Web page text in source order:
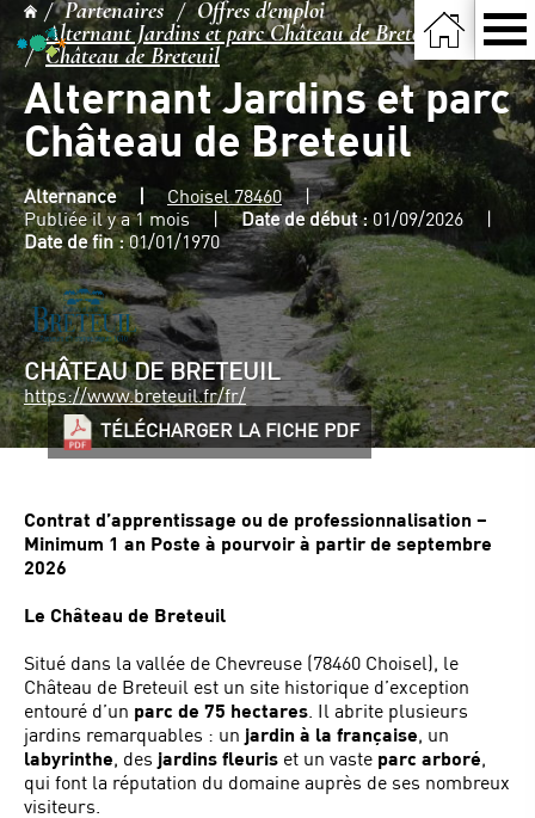
Partenaires Offres d'emploi
Alternant Jardins et parc Château de Breteuil -
Château de Breteuil
Alternant Jardins et parc
Château de Breteuil
Alternance
Choisel 78460
Publiée il y a 1 mois
Date de début : 01/09/2026
Date de fin :01/01/1970
CHÂTEAU DE BRETEUIL
https://www.breteuil.fr/fr/
TÉLÉCHARGER LA FICHE PDF
Contrat d’apprentissage ou de professionnalisation –
Minimum 1 an Poste à pourvoir à partir de septembre
2026
Le Château de Breteuil
Situé dans la vallée de Chevreuse (78460 Choisel), le
Château de Breteuil est un site historique d’exception
entouré d’un parc de 75 hectares . Il abrite plusieurs
jardins remarquables : un jardin à la française, un
labyrinthe, des jardins fleuris et un vaste parc arboré,
qui font la réputation du domaine auprès de ses nombreux
visiteurs.